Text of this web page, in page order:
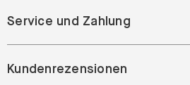
Service und Zahlung
Kundenrezensionen